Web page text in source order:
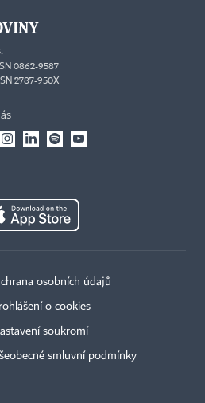
0862-9587
2787-950X
osobních údajů
o cookies
soukromí
smluvní podmínky